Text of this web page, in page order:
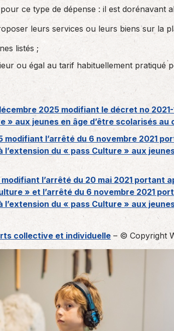
ce type de dépense : il est dorénavant
leurs services ou leurs biens sur la
listés ;
ou égal au tarif habituellement pratiqué
2025 modifiant le décret no
» aux jeunes en âge d’être scolarisés
modifiant l’arrêté du 6 novembre 2021
l’extension du « pass Culture » aux
l’arrêté du 20 mai 2021 portant
» et l’arrêté du 6 novembre 2021
l’extension du « pass Culture » aux
collective et individuelle – © Copyright